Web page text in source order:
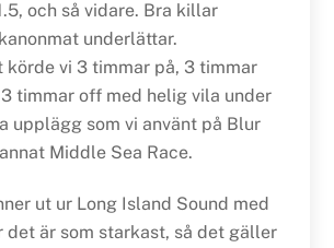
och så vidare. Bra killar
underlättar.
körde vi 3 timmar på, 3 timmar
timmar off med helig vila under
upplägg som vi använt på Blur
Middle Sea Race.
ut ur Long Island Sound med
det är som starkast, så det gäller